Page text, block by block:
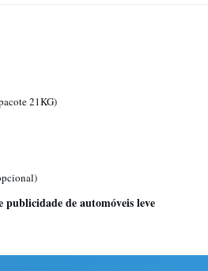
21KG)
publicidade de automóveis leve